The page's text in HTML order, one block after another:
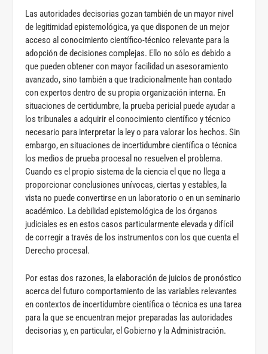
Las autoridades decisorias gozan también de un mayor nivel
de legitimidad epistemológica, ya que disponen de un mejor
acceso al conocimiento científico-técnico relevante para la
adopción de decisiones complejas. Ello no sólo es debido a
que pueden obtener con mayor facilidad un asesoramiento
avanzado, sino también a que tradicionalmente han contado
con expertos dentro de su propia organización interna. En
situaciones de certidumbre, la prueba pericial puede ayudar a
los tribunales a adquirir el conocimiento científico y técnico
necesario para interpretar la ley o para valorar los hechos. Sin
embargo, en situaciones de incertidumbre científica o técnica
los medios de prueba procesal no resuelven el problema.
Cuando es el propio sistema de la ciencia el que no llega a
proporcionar conclusiones unívocas, ciertas y estables, la
vista no puede convertirse en un laboratorio o en un seminario
académico. La debilidad epistemológica de los órganos
judiciales es en estos casos particularmente elevada y difícil
de corregir a través de los instrumentos con los que cuenta el
Derecho procesal.
Por estas dos razones, la elaboración de juicios de pronóstico
acerca del futuro comportamiento de las variables relevantes
en contextos de incertidumbre científica o técnica es una tarea
para la que se encuentran mejor preparadas las autoridades
decisorias y, en particular, el Gobierno y la Administración.